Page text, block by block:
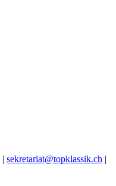
| sekretariat@topklassik.ch |